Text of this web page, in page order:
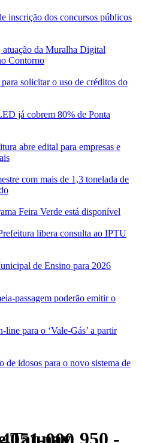
inscrição dos concursos públicos
da Muralha Digital
Contorno
solicitar o uso de créditos do
já cobrem 80% de Ponta
abre edital para empresas e
com mais de 1,3 tonelada de
Feira Verde está disponível
libera consulta ao IPTU
de Ensino para 2026
passagem poderão emitir o
line para o ‘Vale-Gás’ a partir
de idosos para o novo sistema de